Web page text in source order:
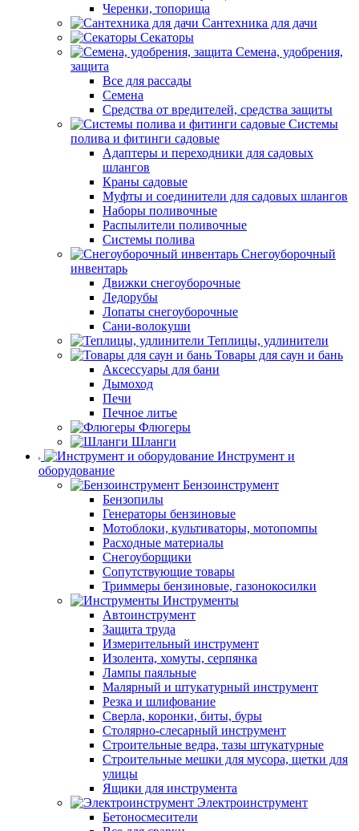
Черенки, топорища
Сантехника для дачи
Секаторы
Семена, удобрения,
защита
Все для рассады
Семена
Средства от вредителей, средства защиты
Системы
полива и фитинги садовые
Адаптеры и переходники для садовых
шлангов
Краны садовые
Муфты и соединители для садовых шлангов
Наборы поливочные
Распылители поливочные
Системы полива
Снегоуборочный
инвентарь
Движки снегоуборочные
Ледорубы
Лопаты снегоуборочные
Сани-волокуши
Теплицы, удлинители
Товары для саун и бань
Аксессуары для бани
Дымоход
Печи
Печное литье
Флюгеры
Шланги
Инструмент и
оборудование
Бензоинструмент
Бензопилы
Генераторы бензиновые
Мотоблоки, культиваторы, мотопомпы
Расходные материалы
Снегоуборщики
Сопутствующие товары
Триммеры бензиновые, газонокосилки
Инструменты
Автоинструмент
Защита труда
Измерительный инструмент
Изолента, хомуты, серпянка
Лампы паяльные
Малярный и штукатурный инструмент
Резка и шлифование
Сверла, коронки, биты, буры
Столярно-слесарный инструмент
Строительные ведра, тазы штукатурные
Строительные мешки для мусора, щетки для
улицы
Ящики для инструмента
Электроинструмент
Бетоносмесители